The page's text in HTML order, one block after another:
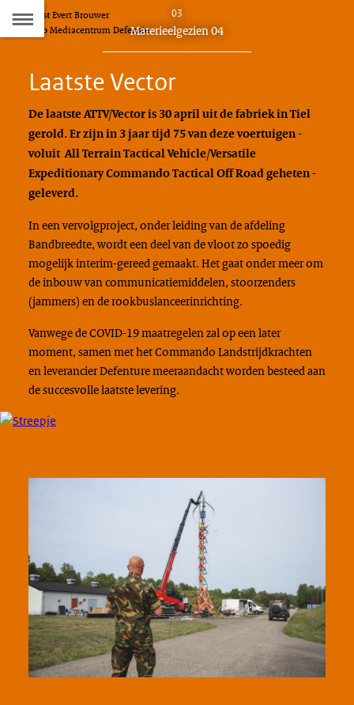
03
Dit
artikel
bij:
Materieelgezien 04
TekstEvert Brouwer
FotoMediacentrum Defensie
Laatste Vector
De laatste ATTV/Vector is 30 april uit de fabriek in Tiel
gerold. Er zijn in 3 jaar tijd 75 van deze voertuigen -
voluit All Terrain Tactical Vehicle/Versatile
Expeditionary Commando Tactical Off Road geheten -
geleverd.
In een vervolgproject, onder leiding van de afdeling
Bandbreedte, wordt een deel van de vloot zo spoedig
mogelijk interim-gereed gemaakt. Het gaat onder meer om
de inbouw van communicatiemiddelen, stoorzenders
(jammers) en de rookbuslanceerinrichting.
Vanwege de COVID-19 maatregelen zal op een later
moment, samen met het Commando Landstrijdkrachten
en leverancier Defenture meeraandacht worden besteed aan
de succesvolle laatste levering.
Naar
de
Inhoudsopgave